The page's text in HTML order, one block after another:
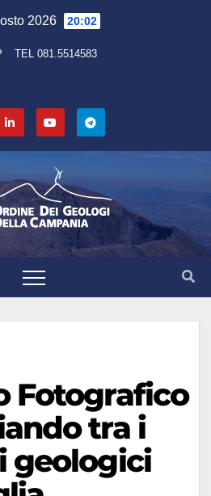
2026 20:02
TEL 081.5514583
Fotografico
tra i
geologici